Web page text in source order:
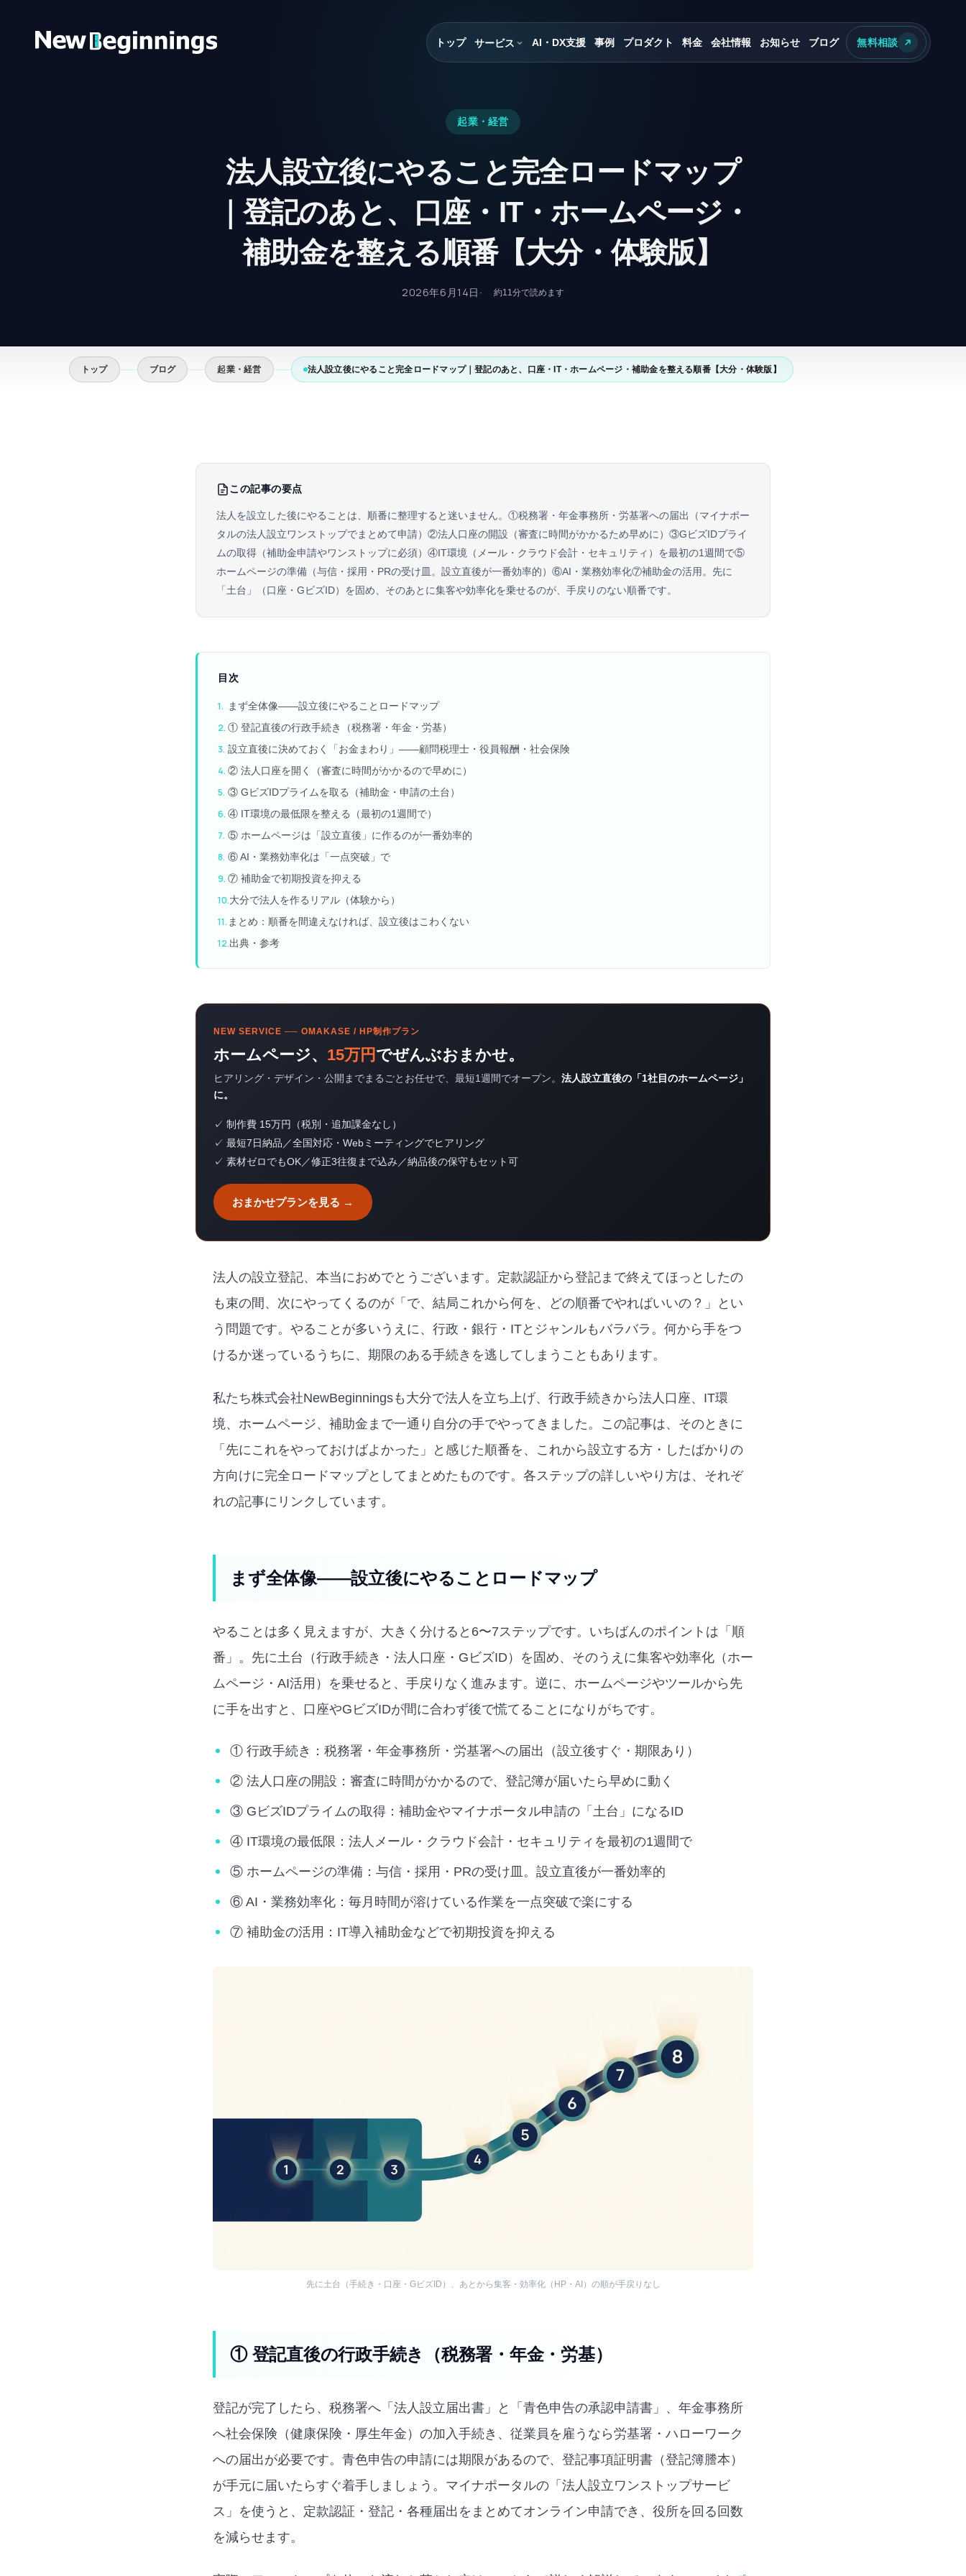
トップ サービス AI・DX支援 事例 プロダクト 料金 会社情報 お知らせ ブログ 無料相談
起業・経営
法人設立後にやること完全ロードマップ
｜登記のあと、口座・IT・ホームページ・
補助金を整える順番【大分・体験版】
2026年6月14日 約11 分で読めます
トップ ブログ 起業・経営 法人設立後にやること完全ロードマップ｜登記のあと、口座・IT・ホームページ・補助金を整える順番【大分・体験版】
この記事の要点
法人を設立した後にやることは、順番に整理すると迷いません。①税務署・年金事務所・労基署への届出（マイナポー
タルの法人設立ワンストップでまとめて申請）②法人口座の開設（審査に時間がかかるため早めに）③GビズIDプライ
ムの取得（補助金申請やワンストップに必須）④IT環境（メール・クラウド会計・セキュリティ）を最初の1週間で⑤
ホームページの準備（与信・採用・PRの受け皿。設立直後が一番効率的）⑥AI・業務効率化⑦補助金の活用。先に
「土台」（口座・GビズID）を固め、そのあとに集客や効率化を乗せるのが、手戻りのない順番です。
目次
まず全体像——設立後にやることロードマップ
① 登記直後の行政手続き（税務署・年金・労基）
設立直後に決めておく「お金まわり」——顧問税理士・役員報酬・社会保険
② 法人口座を開く（審査に時間がかかるので早めに）
③ GビズIDプライムを取る（補助金・申請の土台）
④ IT環境の最低限を整える（最初の1週間で）
⑤ ホームページは「設立直後」に作るのが一番効率的
⑥ AI・業務効率化は「一点突破」で
⑦ 補助金で初期投資を抑える
大分で法人を作るリアル（体験から）
まとめ：順番を間違えなければ、設立後はこわくない
出典・参考
NEW SERVICE ── OMAKASE / HP制作プラン
ホームページ、 15万円 でぜんぶおまかせ。
ヒアリング・デザイン・公開までまるごとお任せで、最短1週間でオープン。 法人設立直後の「1社目のホームページ」
に。
✓ 制作費 15万円（税別・追加課金なし）
✓ 最短7日納品／全国対応・Webミーティングでヒアリング
✓ 素材ゼロでもOK／修正3往復まで込み／納品後の保守もセット可
おまかせプランを見る →
法人の設立登記、本当におめでとうございます。定款認証から登記まで終えてほっとしたの
も束の間、次にやってくるのが「で、結局これから何を、どの順番でやればいいの？」とい
う問題です。やることが多いうえに、行政・銀行・ITとジャンルもバラバラ。何から手をつ
けるか迷っているうちに、期限のある手続きを逃してしまうこともあります。
私たち株式会社NewBeginningsも大分で法人を立ち上げ、行政手続きから法人口座、IT環
境、ホームページ、補助金まで一通り自分の手でやってきました。この記事は、そのときに
「先にこれをやっておけばよかった」と感じた順番を、これから設立する方・したばかりの
方向けに完全ロードマップとしてまとめたものです。各ステップの詳しいやり方は、それぞ
れの記事にリンクしています。
まず全体像——設立後にやることロードマップ
やることは多く見えますが、大きく分けると6〜7ステップです。いちばんのポイントは「順
番」。先に土台（行政手続き・法人口座・GビズID）を固め、そのうえに集客や効率化（ホー
ムページ・AI活用）を乗せると、手戻りなく進みます。逆に、ホームページやツールから先
に手を出すと、口座やGビズIDが間に合わず後で慌てることになりがちです。
① 行政手続き：税務署・年金事務所・労基署への届出（設立後すぐ・期限あり）
② 法人口座の開設：審査に時間がかかるので、登記簿が届いたら早めに動く
③ GビズIDプライムの取得：補助金やマイナポータル申請の「土台」になるID
④ IT環境の最低限：法人メール・クラウド会計・セキュリティを最初の1週間で
⑤ ホームページの準備：与信・採用・PRの受け皿。設立直後が一番効率的
⑥ AI・業務効率化：毎月時間が溶けている作業を一点突破で楽にする
⑦ 補助金の活用：IT導入補助金などで初期投資を抑える
先に土台（手続き・口座・GビズID）、あとから集客・効率化（HP・AI）の順が手戻りなし
① 登記直後の行政手続き（税務署・年金・労基）
登記が完了したら、税務署へ「法人設立届出書」と「青色申告の承認申請書」、年金事務所
へ社会保険（健康保険・厚生年金）の加入手続き、従業員を雇うなら労基署・ハローワーク
への届出が必要です。青色申告の申請には期限があるので、登記事項証明書（登記簿謄本）
が手元に届いたらすぐ着手しましょう。マイナポータルの「法人設立ワンストップサービ
ス」を使うと、定款認証・登記・各種届出をまとめてオンライン申請でき、役所を回る回数
を減らせます。